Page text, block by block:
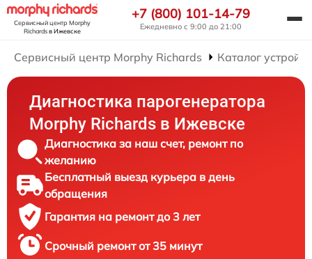
Сервисный центр Morphy
Richardsв Ижевске
+7 (800) 101-14-79
Ежедневно с 9:00 до 21:00
Сервисный центр Morphy Richards Каталог
Диагностика парогенератора
Morphy Richards в Ижевске
Диагностика за наш счет, ремонт по
желанию
Бесплатный выезд курьера в день
обращения
Гарантия на ремонт до 3 лет
Срочный ремонт от 35 минут